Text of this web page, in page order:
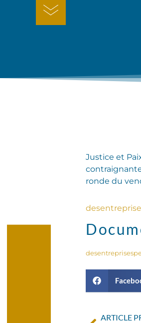
Justice et
ronde du
ARTICLE